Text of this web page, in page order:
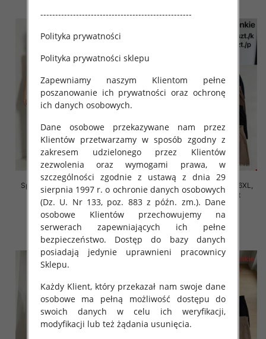
Spodnie damskie Roz 2XL-6XL,
Mix Kolor Paczka 12 szt
16.00 zł
szczegóły
Spodnie damskie Roz 2XL-6XL,
Mix Kolor Paczka 12 szt
16.00 zł
szczegóły
---------------------------------------------------
Polityka prywatności
Polityka prywatności sklepu
Zapewniamy naszym Klientom pełne
poszanowanie ich prywatności oraz ochronę
ich danych osobowych.
Dane osobowe przekazywane nam przez
Klientów przetwarzamy w sposób zgodny z
zakresem udzielonego przez Klientów
zezwolenia oraz wymogami prawa, w
szczególności zgodnie z ustawą z dnia 29
sierpnia 1997 r. o ochronie danych osobowych
(Dz. U. Nr 133, poz. 883 z późn. zm.). Dane
osobowe Klientów przechowujemy na
serwerach zapewniających ich pełne
bezpieczeństwo. Dostęp do bazy danych
posiadają jedynie uprawnieni pracownicy
Sklepu.
Każdy Klient, który przekazał nam swoje dane
osobowe ma pełną możliwość dostępu do
swoich danych w celu ich weryfikacji,
modyfikacji lub też żądania usunięcia.